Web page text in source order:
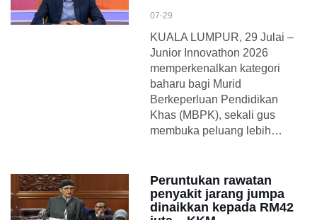
07-29
KUALA LUMPUR, 29 Julai –
Junior Innovathon 2026
memperkenalkan kategori
baharu bagi Murid
Berkeperluan Pendidikan
Khas (MBPK), sekali gus
membuka peluang lebih…
Peruntukan rawatan
penyakit jarang jumpa
dinaikkan kepada RM42